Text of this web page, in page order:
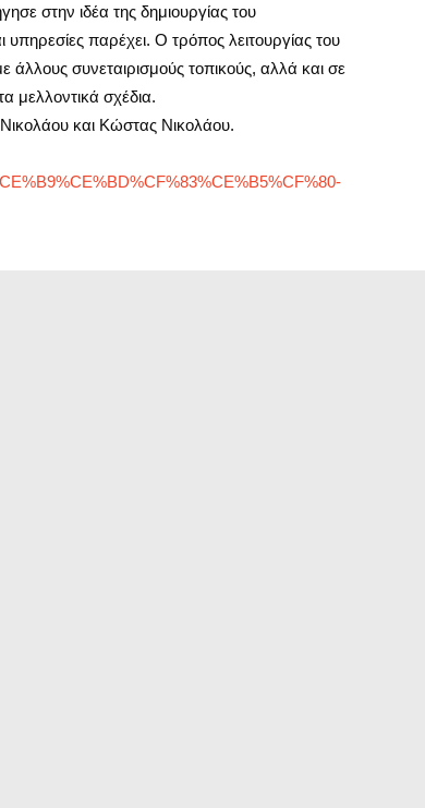
στην ιδέα της δημιουργίας του
υπηρεσίες παρέχει. Ο τρόπος λειτουργίας του
άλλους συνεταιρισμούς τοπικούς, αλλά και σε
μελλοντικά σχέδια.
και Κώστας Νικολάου.